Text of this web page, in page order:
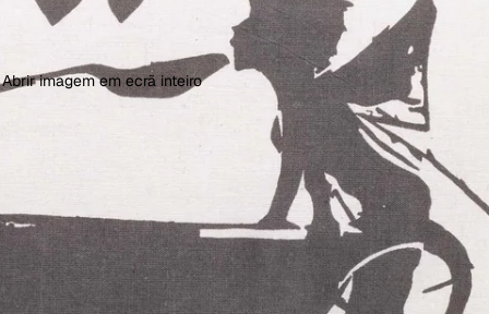
Abrir imagem em ecrã inteiro